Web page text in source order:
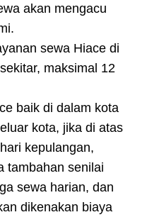
akan mengacu
sewa Hiace di
maksimal 12
baik di dalam kota
kota, jika di atas
kepulangan,
tambahan senilai
sewa harian, dan
dikenakan biaya